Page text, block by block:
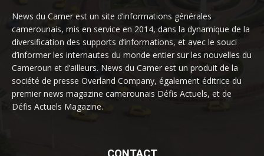
News du Camer est un site d’informations générales
camerounais, mis en service en 2014, dans la dynamique de la
diversification des supports d’informations, et avec le souci
d’informer les internautes du monde entier sur les nouvelles du
Cameroun et d’ailleurs. News du Camer est un produit de la
société de presse Overland Company, également éditrice du
premier news magazine camerounais Défis Actuels, et de
Défis Actuels Magazine.
CONTACT